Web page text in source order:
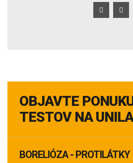
OBJAVTE
TESTOV NA
BORELIÓZA - PROTILÁTKY